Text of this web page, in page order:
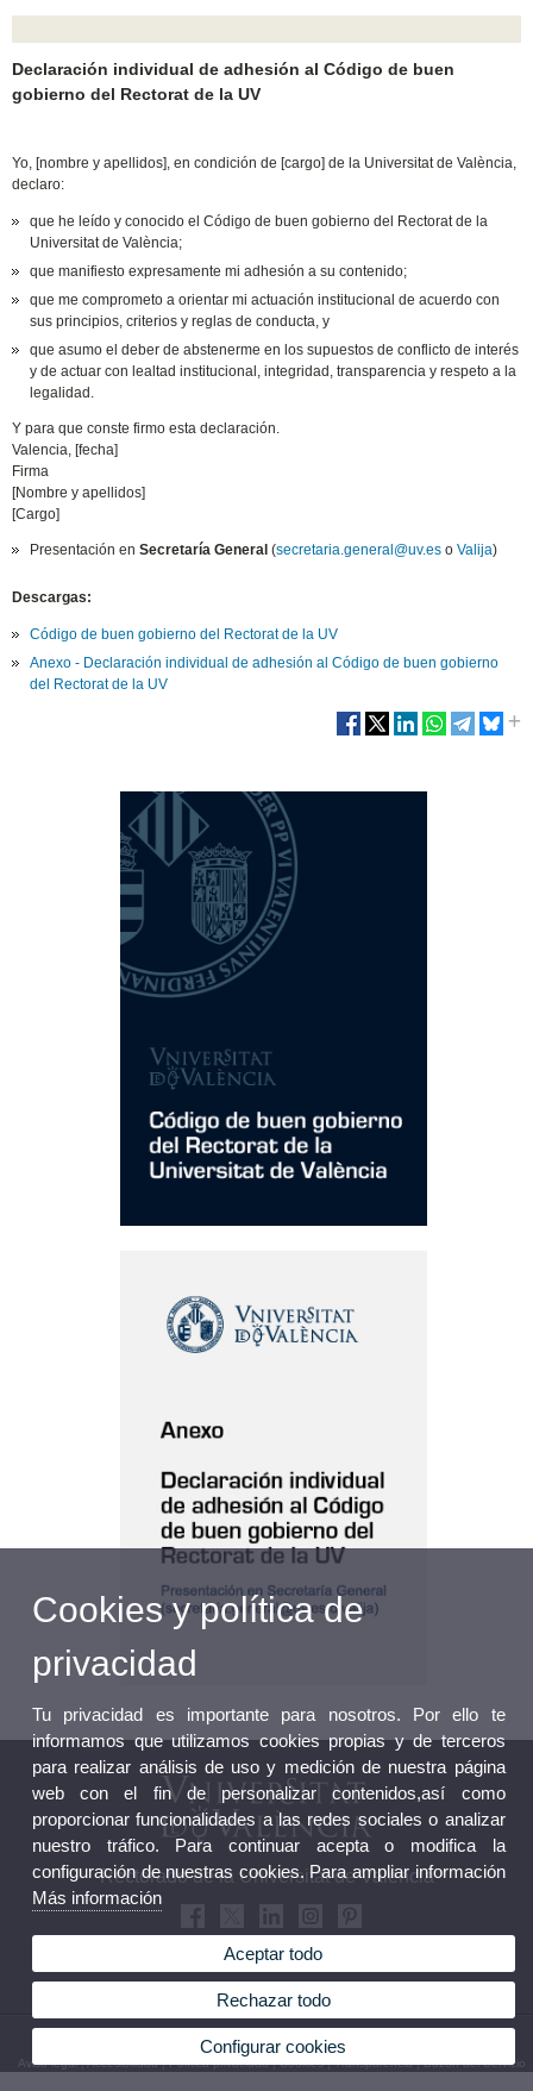
Declaración individual de adhesión al Código de buen
gobierno del Rectorat de la UV
Yo, [nombre y apellidos], en condición de [cargo] de la Universitat de València,
declaro:
que he leído y conocido el Código de buen gobierno del Rectorat de la
Universitat de València;
que manifiesto expresamente mi adhesión a su contenido;
que me comprometo a orientar mi actuación institucional de acuerdo con
sus principios, criterios y reglas de conducta, y
que asumo el deber de abstenerme en los supuestos de conflicto de interés
y de actuar con lealtad institucional, integridad, transparencia y respeto a la
legalidad.
Y para que conste firmo esta declaración.
Valencia, [fecha]
Firma
[Nombre y apellidos]
[Cargo]
Presentación enSecretaría General (secretaria.general@uv.es oValija)
Descargas:
Código de buen gobierno del Rectorat de la UV
Anexo - Declaración individual de adhesión al Código de buen gobierno
del Rectorat de la UV
Rectorado de la Universitat de València
Aviso legal|Accesibilidad|Política privacidad|Cookies|Transparencia|Buzón del Servicio
Cookies y política de
privacidad
Tu privacidad es importante para nosotros. Por ello te
informamos que utilizamos cookies propias y de terceros
para realizar análisis de uso y medición de nuestra página
web con el fin de personalizar contenidos,así como
proporcionar funcionalidades a las redes sociales o analizar
nuestro tráfico. Para continuar acepta o modifica la
configuración de nuestras cookies. Para ampliar información
Más información
Aceptar todo
Rechazar todo
Configurar cookies